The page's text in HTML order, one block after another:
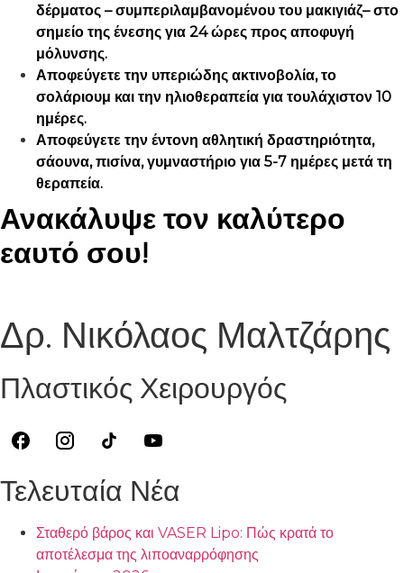
δέρματος – συμπεριλαμβανομένου του μακιγιάζ– στο
σημείο της ένεσης για 24 ώρες προς αποφυγή
μόλυνσης.
Αποφεύγετε την υπεριώδης ακτινοβολία, το
σολάριουμ και την ηλιοθεραπεία για τουλάχιστον 10
ημέρες.
Αποφεύγετε την έντονη αθλητική δραστηριότητα,
σάουνα, πισίνα, γυμναστήριο για 5-7 ημέρες μετά τη
θεραπεία.
Ανακάλυψε τον καλύτερο
εαυτό σου!
Δρ. Νικόλαος Μαλτζάρης
Πλαστικός Χειρουργός
Τελευταία Νέα
Σταθερό βάρος και VASER Lipo: Πώς κρατά το
αποτέλεσμα της λιποαναρρόφησης